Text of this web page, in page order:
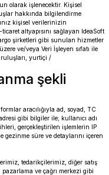
STANDARD
GLIDE
883 - 1200
S
BOB
GİDON
1600
1200
900
SPORT 660
660
SPORT 800
olarak işlenecektir. Kişisel
hakkında bilgilendirme
kişisel verilerinizin
altyapısını sağlayan IdeaSoft
şirketleri gibi sunulan hizmetler
ve/veya Veri İşleyen sıfatı ile
yurtiçi /
şekli
aracılığıyla ad, soyad, TC
gibi bilgiler ile; kullanıcı adı
gerçekleştirilen işlemlerin IP
gezinme süre ve detaylarını içeren
tedarikçilerimiz, diğer satış
ve çağrı merkezi gibi